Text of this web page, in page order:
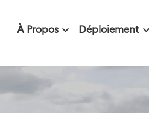
À Propos Déploiement